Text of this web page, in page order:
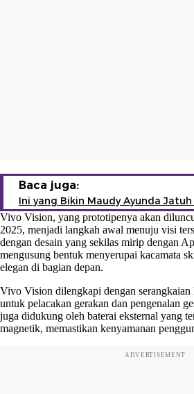
Baca juga:
Ini yang Bikin Maudy Ayunda
Vivo Vision, yang prototipenya akan
2025, menjadi langkah awal menuju visi
dengan desain yang sekilas mirip dengan
mengusung bentuk menyerupai kacamata
elegan di bagian depan.
Vivo Vision dilengkapi dengan serangkaian
untuk pelacakan gerakan dan pengenalan
juga didukung oleh baterai eksternal yang
magnetik, memastikan kenyamanan
ADVERTISEMENT